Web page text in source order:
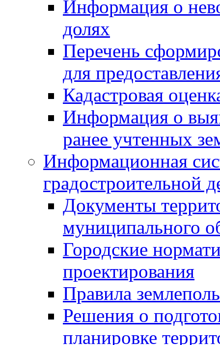
Информация о
долях
Перечень
для
Кадастровая
Информация о
ранее учтенных
Информационная
градостроительной
Документы
муниципального
Городские
проектирования
Правила
Решения о
планировке